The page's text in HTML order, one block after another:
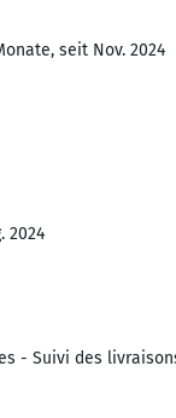
seit Nov. 2024
2024
- Suivi des